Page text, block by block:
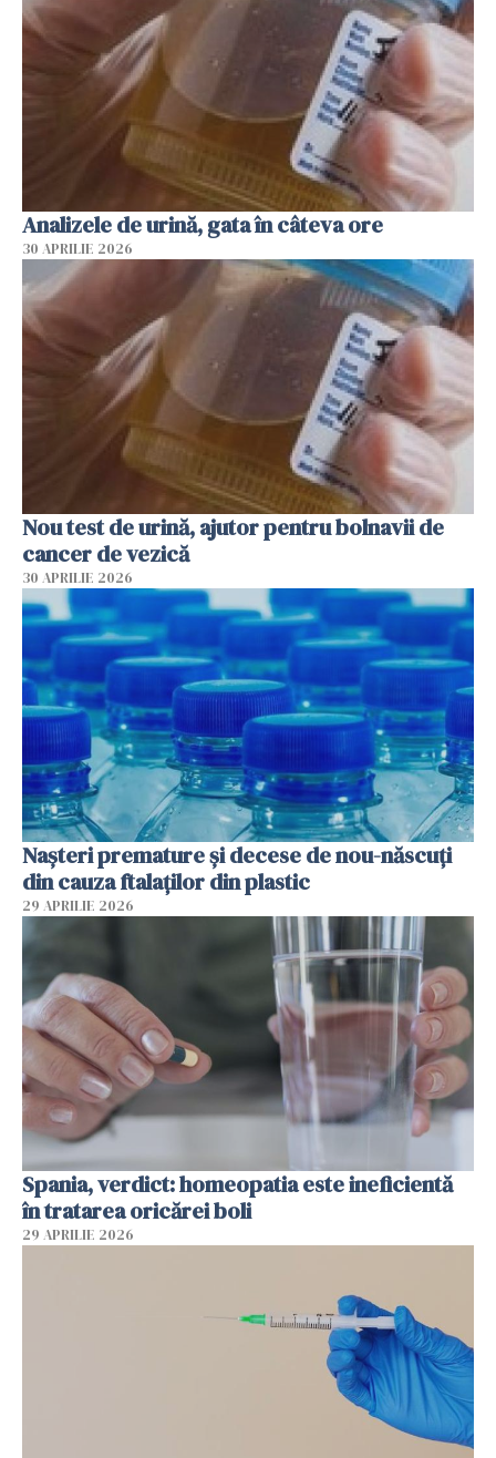
Analizele de urină, gata în câteva ore
30 APRILIE 2026
Nou test de urină, ajutor pentru bolnavii de
cancer de vezică
30 APRILIE 2026
Nașteri premature și decese de nou-născuți
din cauza ftalaților din plastic
29 APRILIE 2026
Spania, verdict: homeopatia este ineficientă
în tratarea oricărei boli
29 APRILIE 2026